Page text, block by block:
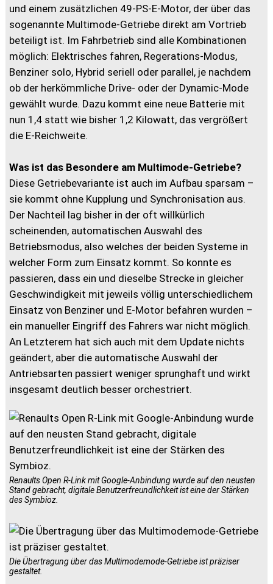
und einem zusätzlichen 49-PS-E-Motor, der über das
sogenannte Multimode-Getriebe direkt am Vortrieb
beteiligt ist. Im Fahrbetrieb sind alle Kombinationen
möglich: Elektrisches fahren, Regerations-Modus,
Benziner solo, Hybrid seriell oder parallel, je nachdem
ob der herkömmliche Drive- oder der Dynamic-Mode
gewählt wurde. Dazu kommt eine neue Batterie mit
nun 1,4 statt wie bisher 1,2 Kilowatt, das vergrößert
die E-Reichweite.
Was ist das Besondere am Multimode-Getriebe?
Diese Getriebevariante ist auch im Aufbau sparsam –
sie kommt ohne Kupplung und Synchronisation aus.
Der Nachteil lag bisher in der oft willkürlich
scheinenden, automatischen Auswahl des
Betriebsmodus, also welches der beiden Systeme in
welcher Form zum Einsatz kommt. So konnte es
passieren, dass ein und dieselbe Strecke in gleicher
Geschwindigkeit mit jeweils völlig unterschiedlichem
Einsatz von Benziner und E-Motor befahren wurden –
ein manueller Eingriff des Fahrers war nicht möglich.
An Letzterem hat sich auch mit dem Update nichts
geändert, aber die automatische Auswahl der
Antriebsarten passiert weniger sprunghaft und wirkt
insgesamt deutlich besser orchestriert.
Renaults Open R-Link mit Google-Anbindung wurde auf den neusten
Stand gebracht, digitale Benutzerfreundlichkeit ist eine der Stärken
des Symbioz.
Die Übertragung über das Multimodemode-Getriebe ist präziser
gestaltet.